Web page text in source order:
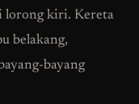
lorong kiri. Kereta
belakang,
bayang